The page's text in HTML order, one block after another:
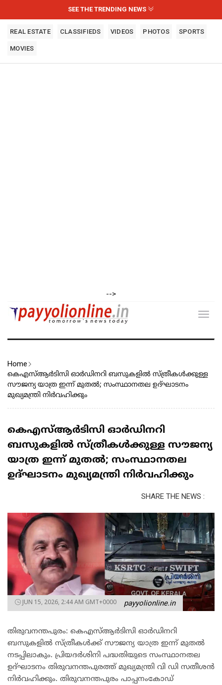
SEE THE TRENDING NEWS
REAL ESTATE CLASSIFIEDS VIDEOS PHOTOS SPORTS
MOVIES
-->
Home
കെഎസ്ആർടിസി ഓർഡിനറി ബസുകളിൽ സ്ത്രീകൾക്കുള്ള
സൗജന്യ യാത്ര ഇന്ന് മുതൽ; സംസ്ഥാനതല ഉദ്ഘാടനം
മുഖ്യമന്ത്രി നിർവഹിക്കും
കെഎസ്ആർടിസി ഓർഡിനറി
ബസുകളിൽ സ്ത്രീകൾക്കുള്ള സൗജന്യ
യാത്ര ഇന്ന് മുതൽ; സംസ്ഥാനതല
ഉദ്ഘാടനം മുഖ്യമന്ത്രി നിർവഹിക്കും
SHARE THE NEWS :
JUN 15, 2026, 2:44 AM GMT+0000 payyolionline.in
തിരുവനന്തപുരം: കെഎസ്ആർടിസി ഓർഡിനറി
ബസുകളിൽ സ്ത്രീകൾക്ക് സൗജന്യ യാത്ര ഇന്ന് മുതൽ
നടപ്പിലാകും. പ്രിയദർശിനി പദ്ധതിയുടെ സംസ്ഥാനതല
ഉദ്ഘാടനം തിരുവനന്തപുരത്ത് മുഖ്യമന്ത്രി വി ഡി സതീശൻ
നിർവഹിക്കും. തിരുവനന്തപുരം പാപ്പനംകോഡ്